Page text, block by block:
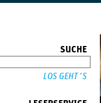
SUCHE